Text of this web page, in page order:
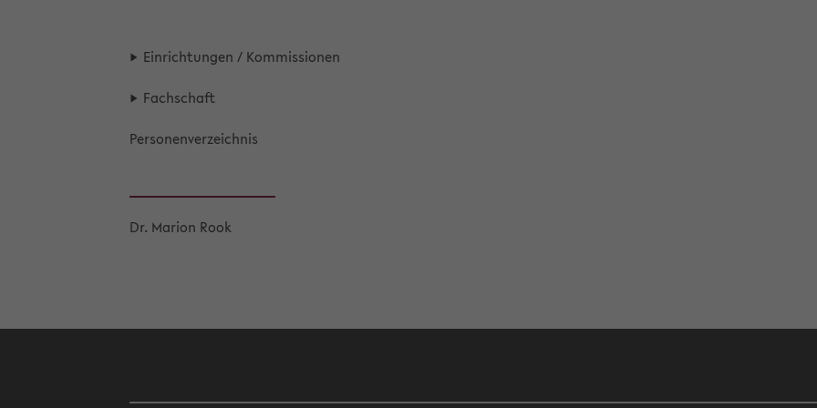
Ein­rich­tun­gen / Kom­mis­sio­nen
Fach­schaft
Per­so­nen­ver­zeich­nis
Dr. Ma­ri­on Rook